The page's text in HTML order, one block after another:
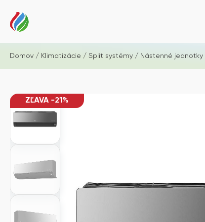
Domov / Klimatizácie / Split systémy / Nástenné jednotky
ZĽAVA -21%